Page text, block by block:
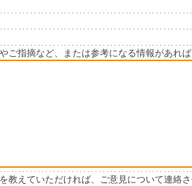
ご指摘など、または参考になる情報があれ
教えていただければ、ご意見について連絡